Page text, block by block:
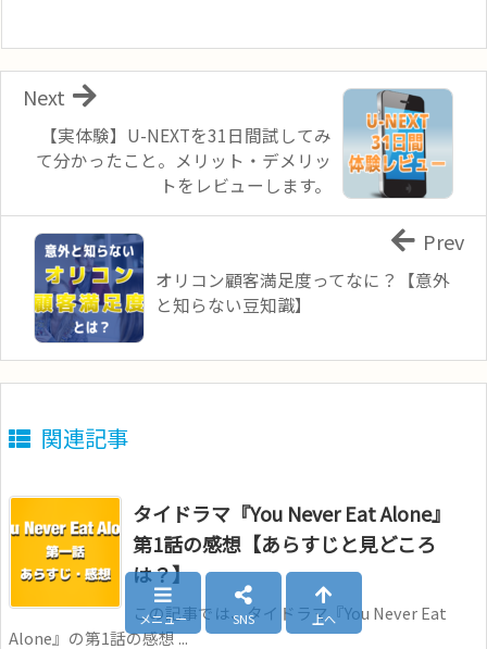
【実体験】U-NEXTを31日間試してみ
て分かったこと。メリット・デメリッ
トをレビューします。
Next
オリコン顧客満足度ってなに？【意外
と知らない豆知識】
Prev
関連記事
タイドラマ『You Never Eat Alone』
第1話の感想【あらすじと見どころ
は？】
この記事では、タイドラマ『You Never Eat
Alone』の第1話の感想 ...
メニュー SNS 上へ